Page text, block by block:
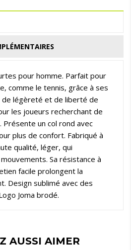
pour homme. Parfait pour
comme le tennis, grâce à ses
légèreté et de liberté de
les joueurs recherchant de
un col rond avec
plus de confort. Fabriqué à
qualité, léger, qui
Sa résistance à
facile prolongent la
Design sublimé avec des
Joma brodé.